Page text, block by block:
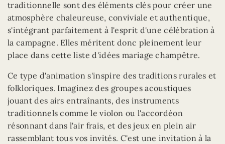
traditionnelle sont des éléments clés pour créer une
atmosphère chaleureuse, conviviale et authentique,
s'intégrant parfaitement à l'esprit d'une célébration à
la campagne. Elles méritent donc pleinement leur
place dans cette liste d'idées mariage champêtre.
Ce type d'animation s'inspire des traditions rurales et
folkloriques. Imaginez des groupes acoustiques
jouant des airs entraînants, des instruments
traditionnels comme le violon ou l'accordéon
résonnant dans l'air frais, et des jeux en plein air
rassemblant tous vos invités. C'est une invitation à la